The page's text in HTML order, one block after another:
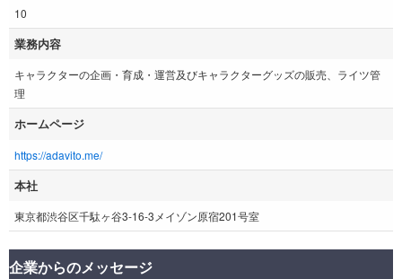
10
業務内容
キャラクターの企画・育成・運営及びキャラクターグッズの販売、ライツ管
理
ホームページ
https://adavito.me/
本社
東京都渋谷区千駄ヶ谷3-16-3メイゾン原宿201号室
企業からのメッセージ